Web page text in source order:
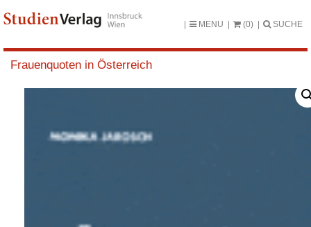
MENU (0) SUCHE
Frauenquoten in Österreich